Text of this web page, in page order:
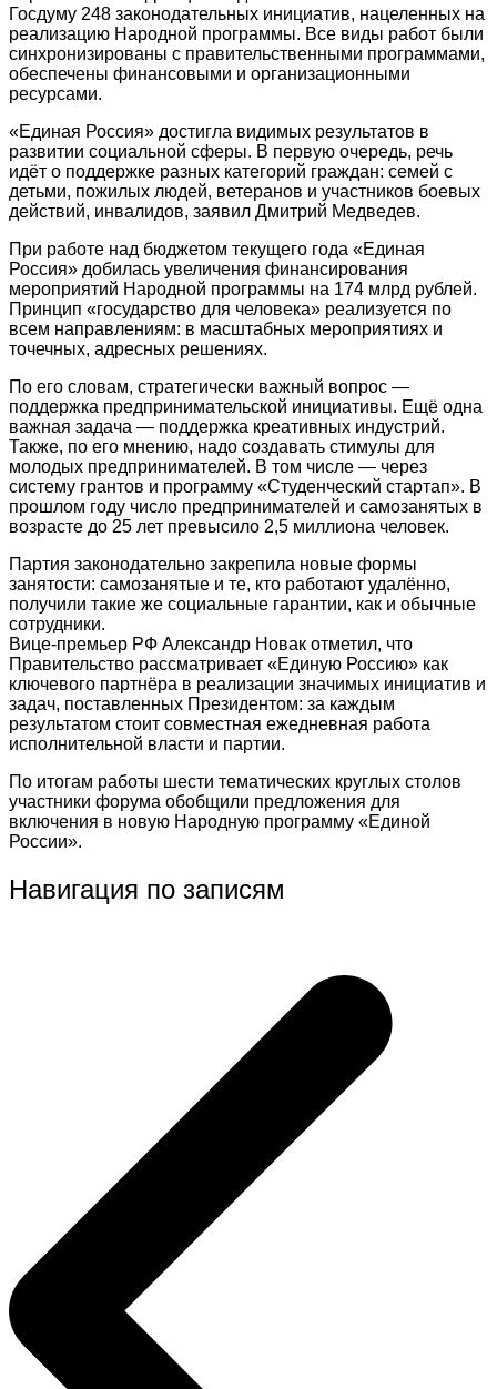
Госдуму 248 законодательных инициатив, нацеленных на
реализацию Народной программы. Все виды работ были
синхронизированы с правительственными программами,
обеспечены финансовыми и организационными
ресурсами.
«Единая Россия» достигла видимых результатов в
развитии социальной сферы. В первую очередь, речь
идёт о поддержке разных категорий граждан: семей с
детьми, пожилых людей, ветеранов и участников боевых
действий, инвалидов, заявил Дмитрий Медведев.
При работе над бюджетом текущего года «Единая
Россия» добилась увеличения финансирования
мероприятий Народной программы на 174 млрд рублей.
Принцип «государство для человека» реализуется по
всем направлениям: в масштабных мероприятиях и
точечных, адресных решениях.
По его словам, стратегически важный вопрос —
поддержка предпринимательской инициативы. Ещё одна
важная задача — поддержка креативных индустрий.
Также, по его мнению, надо создавать стимулы для
молодых предпринимателей. В том числе — через
систему грантов и программу «Студенческий стартап». В
прошлом году число предпринимателей и самозанятых в
возрасте до 25 лет превысило 2,5 миллиона человек.
Партия законодательно закрепила новые формы
занятости: самозанятые и те, кто работают удалённо,
получили такие же социальные гарантии, как и обычные
сотрудники.
Вице-премьер РФ Александр Новак отметил, что
Правительство рассматривает «Единую Россию» как
ключевого партнёра в реализации значимых инициатив и
задач, поставленных Президентом: за каждым
результатом стоит совместная ежедневная работа
исполнительной власти и партии.
По итогам работы шести тематических круглых столов
участники форума обобщили предложения для
включения в новую Народную программу «Единой
России».
Навигация по записям